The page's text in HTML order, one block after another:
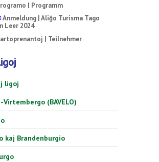
| Programm
Anmeldung | Aliĝo Turisma Tago
Leer 2024
| Teilnehmer
ligoj
Virtembergo (BAVELO)
kaj Brandenburgio